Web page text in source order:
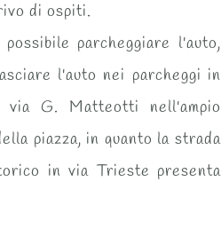
di ospiti.
parcheggiare l'auto,
l'auto nei parcheggi in
G. Matteotti nell'ampio
piazza, in quanto la strada
in via Trieste presenta